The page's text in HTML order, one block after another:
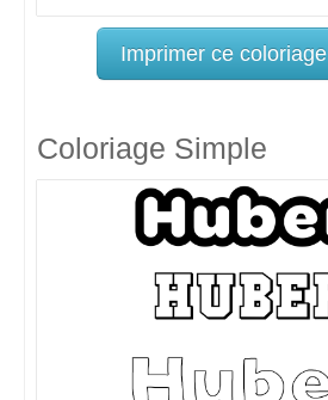
Imprimer ce coloriage
Coloriage Simple